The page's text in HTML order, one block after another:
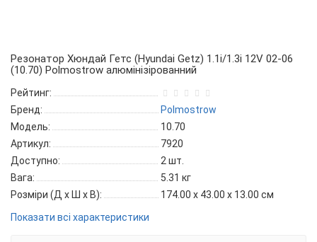
Резонатор Хюндай Гетс (Hyundai Getz) 1.1i/1.3i 12V 02-06
(10.70) Polmostrow алюмінізірованний
Рейтинг:
Бренд:
Polmostrow
Модель:
10.70
Артикул:
7920
Доступно:
2 шт.
Вага:
5.31 кг
Розміри (Д x Ш x В):
174.00 x 43.00 x 13.00 см
Показати всі характеристики